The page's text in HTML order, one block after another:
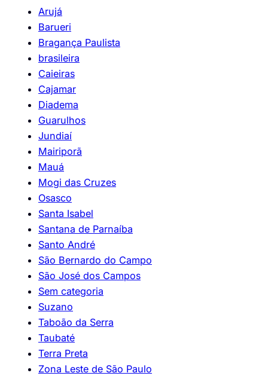
Arujá
Barueri
Bragança Paulista
brasileira
Caieiras
Cajamar
Diadema
Guarulhos
Jundiaí
Mairiporã
Mauá
Mogi das Cruzes
Osasco
Santa Isabel
Santana de Parnaíba
Santo André
São Bernardo do Campo
São José dos Campos
Sem categoria
Suzano
Taboão da Serra
Taubaté
Terra Preta
Zona Leste de São Paulo